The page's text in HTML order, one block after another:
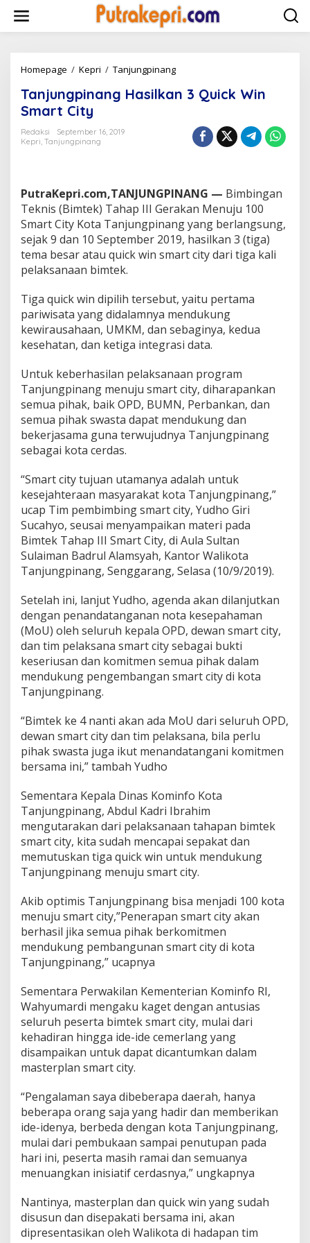
w
Homepage / Kepri / Tanjungpinang
n
a
n
g
H
a
s
k
a
n
3
Q
i
c
k
W
i
n
S
r
t
C
t
y
Tanjungpinang Hasilkan 3 Quick Win
Smart City
Redaksi
September 16, 2019
Kepri, Tanjungpinang
PutraKepri.com,TANJUNGPINANG — Bimbingan
Teknis (Bimtek) Tahap III Gerakan Menuju 100
Smart City Kota Tanjungpinang yang berlangsung,
sejak 9 dan 10 September 2019, hasilkan 3 (tiga)
tema besar atau quick win smart city dari tiga kali
pelaksanaan bimtek.
Tiga quick win dipilih tersebut, yaitu pertama
pariwisata yang didalamnya mendukung
kewirausahaan, UMKM, dan sebaginya, kedua
kesehatan, dan ketiga integrasi data.
Untuk keberhasilan pelaksanaan program
Tanjungpinang menuju smart city, diharapankan
semua pihak, baik OPD, BUMN, Perbankan, dan
semua pihak swasta dapat mendukung dan
bekerjasama guna terwujudnya Tanjungpinang
sebagai kota cerdas.
“Smart city tujuan utamanya adalah untuk
kesejahteraan masyarakat kota Tanjungpinang,”
ucap Tim pembimbing smart city, Yudho Giri
Sucahyo, seusai menyampaikan materi pada
Bimtek Tahap III Smart City, di Aula Sultan
Sulaiman Badrul Alamsyah, Kantor Walikota
Tanjungpinang, Senggarang, Selasa (10/9/2019).
Setelah ini, lanjut Yudho, agenda akan dilanjutkan
dengan penandatanganan nota kesepahaman
(MoU) oleh seluruh kepala OPD, dewan smart city,
dan tim pelaksana smart city sebagai bukti
keseriusan dan komitmen semua pihak dalam
mendukung pengembangan smart city di kota
Tanjungpinang.
“Bimtek ke 4 nanti akan ada MoU dari seluruh OPD,
dewan smart city dan tim pelaksana, bila perlu
pihak swasta juga ikut menandatangani komitmen
bersama ini,” tambah Yudho
Sementara Kepala Dinas Kominfo Kota
Tanjungpinang, Abdul Kadri Ibrahim
mengutarakan dari pelaksanaan tahapan bimtek
smart city, kita sudah mencapai sepakat dan
memutuskan tiga quick win untuk mendukung
Tanjungpinang menuju smart city.
Akib optimis Tanjungpinang bisa menjadi 100 kota
menuju smart city,”Penerapan smart city akan
berhasil jika semua pihak berkomitmen
mendukung pembangunan smart city di kota
Tanjungpinang,” ucapnya
Sementara Perwakilan Kementerian Kominfo RI,
Wahyumardi mengaku kaget dengan antusias
seluruh peserta bimtek smart city, mulai dari
kehadiran hingga ide-ide cemerlang yang
disampaikan untuk dapat dicantumkan dalam
masterplan smart city.
“Pengalaman saya dibeberapa daerah, hanya
beberapa orang saja yang hadir dan memberikan
ide-idenya, berbeda dengan kota Tanjungpinang,
mulai dari pembukaan sampai penutupan pada
hari ini, peserta masih ramai dan semuanya
menuangkan inisiatif cerdasnya,” ungkapnya
Nantinya, masterplan dan quick win yang sudah
disusun dan disepakati bersama ini, akan
dipresentasikan oleh Walikota di hadapan tim